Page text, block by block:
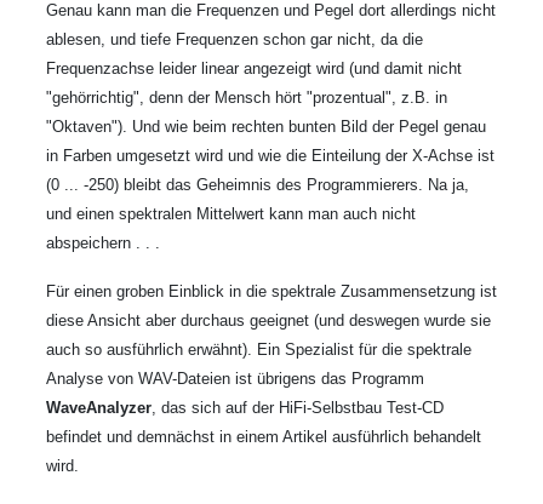
Genau kann man die Frequenzen und Pegel dort allerdings nicht
ablesen, und tiefe Frequenzen schon gar nicht, da die
Frequenzachse leider linear angezeigt wird (und damit nicht
"gehörrichtig", denn der Mensch hört "prozentual", z.B. in
"Oktaven"). Und wie beim rechten bunten Bild der Pegel genau
in Farben umgesetzt wird und wie die Einteilung der X-Achse ist
(0 ... -250) bleibt das Geheimnis des Programmierers. Na ja,
und einen spektralen Mittelwert kann man auch nicht
abspeichern . . .
Für einen groben Einblick in die spektrale Zusammensetzung ist
diese Ansicht aber durchaus geeignet (und deswegen wurde sie
auch so ausführlich erwähnt). Ein Spezialist für die spektrale
Analyse von WAV-Dateien ist übrigens das Programm
WaveAnalyzer, das sich auf der HiFi-Selbstbau Test-CD
befindet und demnächst in einem Artikel ausführlich behandelt
wird.